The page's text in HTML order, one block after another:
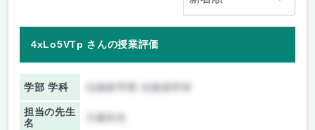
4xLo5VTp さんの授業評価
学部 学科 法政経学部 法政経学科
担当の先生
名
大鋸先生